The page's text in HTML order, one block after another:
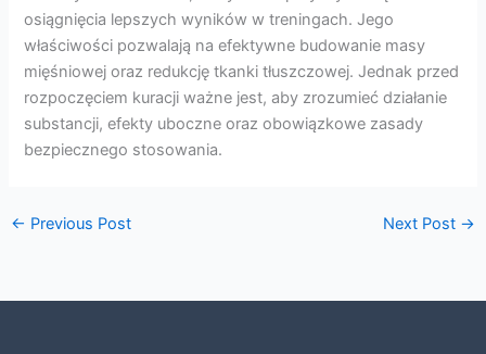
osiągnięcia lepszych wyników w treningach. Jego
właściwości pozwalają na efektywne budowanie masy
mięśniowej oraz redukcję tkanki tłuszczowej. Jednak przed
rozpoczęciem kuracji ważne jest, aby zrozumieć działanie
substancji, efekty uboczne oraz obowiązkowe zasady
bezpiecznego stosowania.
← Previous Post Next Post →